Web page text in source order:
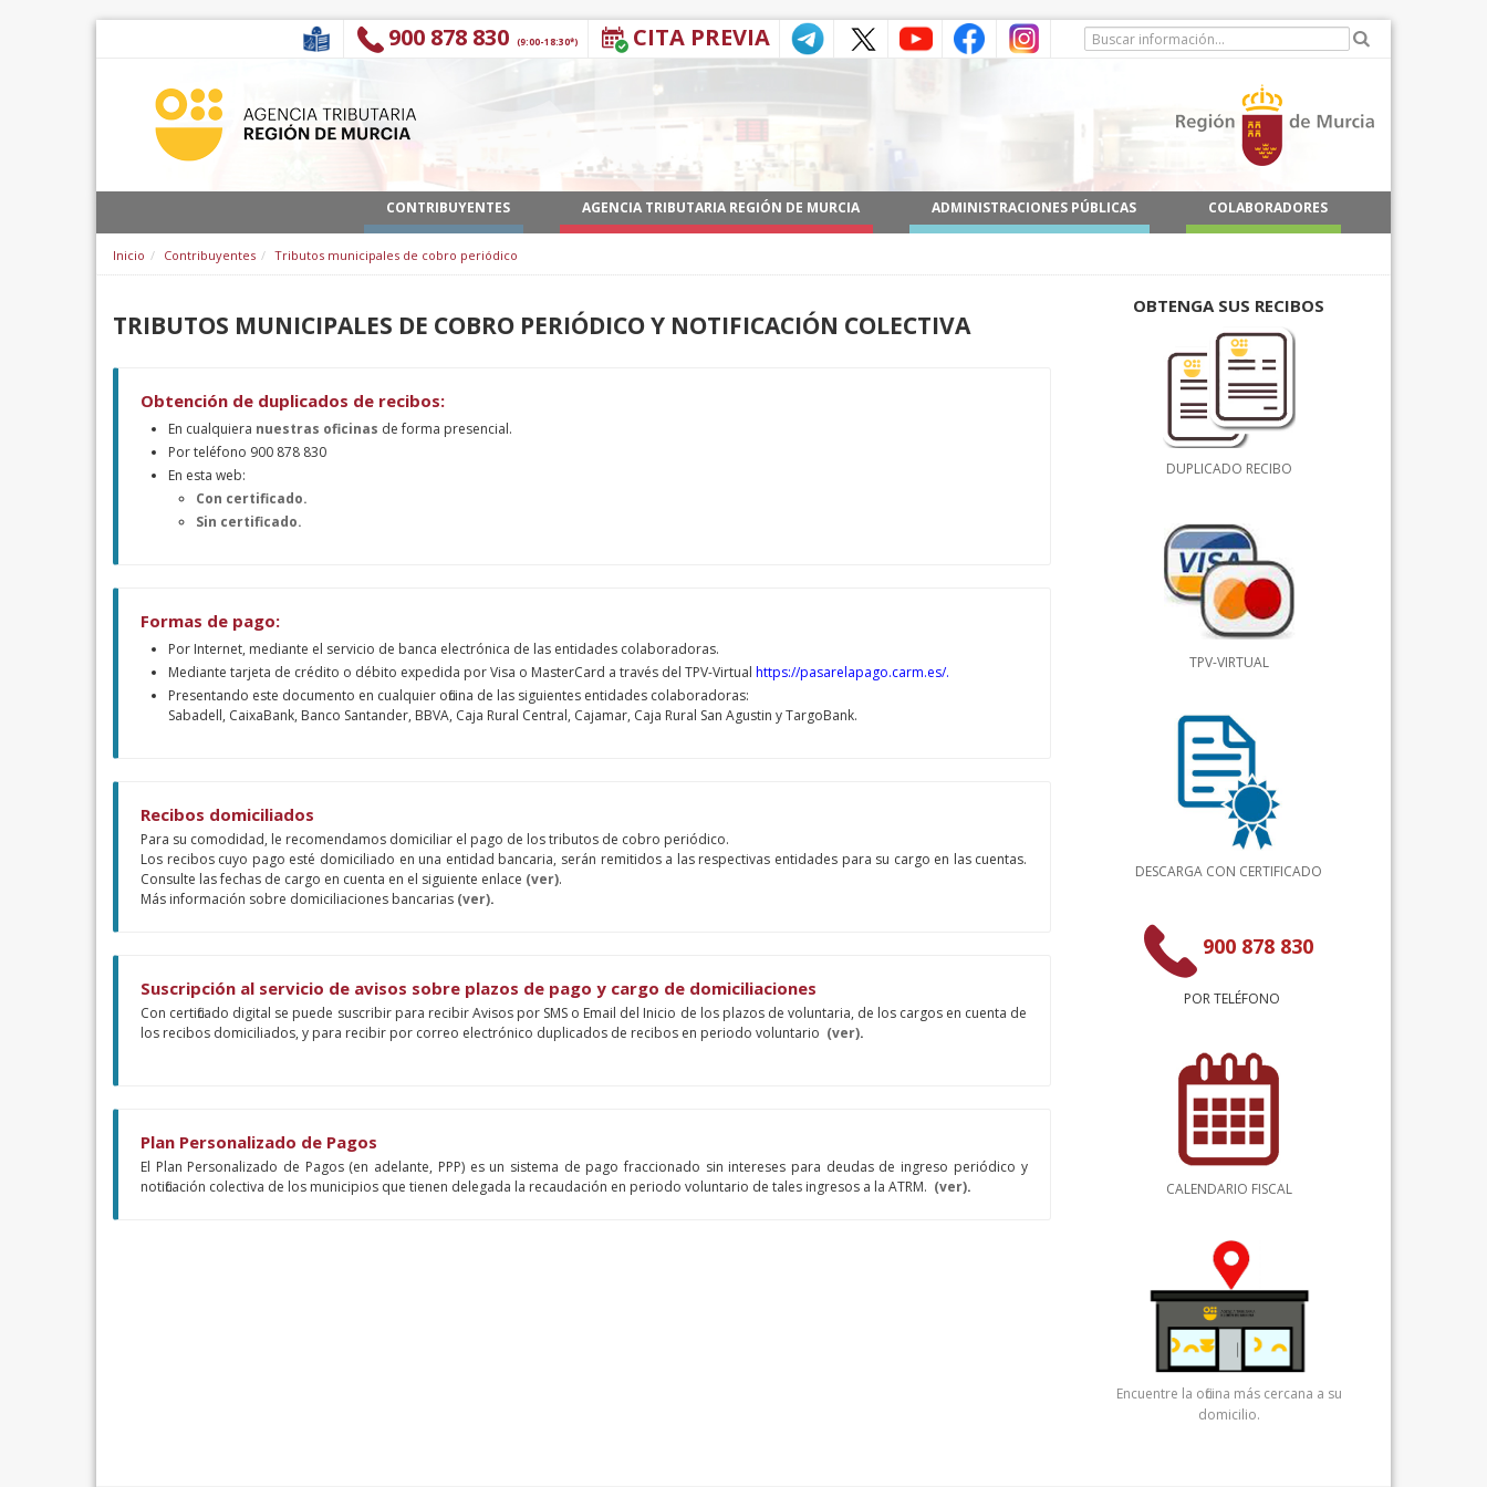
CITA PREVIA
900 878 830 (9:00-18:30*)
CONTRIBUYENTES AGENCIA TRIBUTARIA REGIÓN DE MURCIA ADMINISTRACIONES PÚBLICAS COLABORADORES
Inicio Contribuyentes Tributos municipales de cobro periódico
TRIBUTOS MUNICIPALES DE COBRO PERIÓDICO Y NOTIFICACIÓN COLECTIVA
Obtención de duplicados de recibos:
En cualquiera nuestras oficinas de forma presencial.
Por teléfono 900 878 830
En esta web:
Con certificado.
Sin certificado.
Formas de pago:
Por Internet, mediante el servicio de banca electrónica de las entidades colaboradoras.
Mediante tarjeta de crédito o débito expedida por Visa o MasterCard a través del TPV-Virtual https://pasarelapago.carm.es/.
Presentando este documento en cualquier oficina de las siguientes entidades colaboradoras:
Sabadell, CaixaBank, Banco Santander, BBVA, Caja Rural Central, Cajamar, Caja Rural San Agustin y TargoBank.
Recibos domiciliados
Para su comodidad, le recomendamos domiciliar el pago de los tributos de cobro periódico.
Los recibos cuyo pago esté domiciliado en una entidad bancaria, serán remitidos a las respectivas entidades para su cargo en las cuentas.
Consulte las fechas de cargo en cuenta en el siguiente enlace (ver).
Más información sobre domiciliaciones bancarias (ver).
Suscripción al servicio de avisos sobre plazos de pago y cargo de domiciliaciones
Con certificado digital se puede suscribir para recibir Avisos por SMS o Email del Inicio de los plazos de voluntaria, de los cargos en cuenta de
los recibos domiciliados, y para recibir por correo electrónico duplicados de recibos en periodo voluntario (ver).
Plan Personalizado de Pagos
El Plan Personalizado de Pagos (en adelante, PPP) es un sistema de pago fraccionado sin intereses para deudas de ingreso periódico y
notificación colectiva de los municipios que tienen delegada la recaudación en periodo voluntario de tales ingresos a la ATRM. (ver).
OBTENGA SUS RECIBOS
DUPLICADO RECIBO
TPV-VIRTUAL
DESCARGA CON CERTIFICADO
900 878 830
POR TELÉFONO
CALENDARIO FISCAL
Encuentre la oficina más cercana a su
domicilio.